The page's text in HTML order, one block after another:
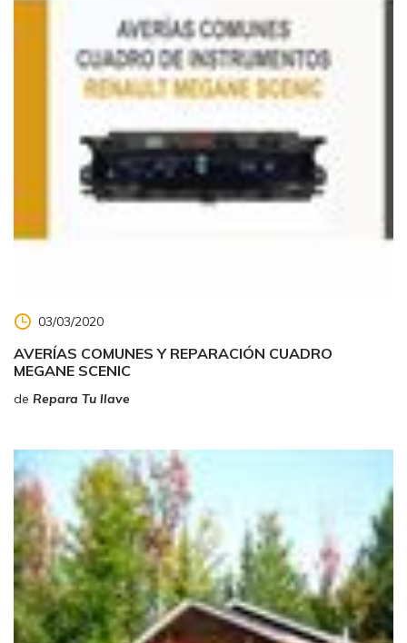
03/03/2020
AVERÍAS COMUNES Y REPARACIÓN CUADRO
MEGANE SCENIC
de Repara Tu llave